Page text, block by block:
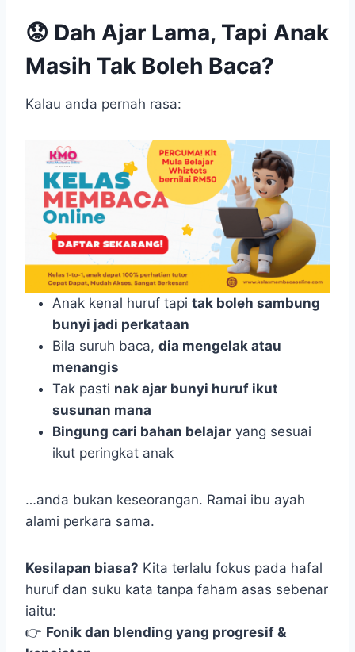
😟 Dah Ajar Lama, Tapi Anak
Masih Tak Boleh Baca?
Kalau anda pernah rasa:
Anak kenal huruf tapi tak boleh sambung
bunyi jadi perkataan
Bila suruh baca, dia mengelak atau
menangis
Tak pasti nak ajar bunyi huruf ikut
susunan mana
Bingung cari bahan belajar yang sesuai
ikut peringkat anak
…anda bukan keseorangan. Ramai ibu ayah
alami perkara sama.
Kesilapan biasa? Kita terlalu fokus pada hafal
huruf dan suku kata tanpa faham asas sebenar
iaitu:
👉 Fonik dan blending yang progresif &